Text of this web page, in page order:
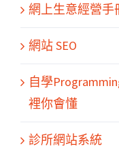
網上生意經營手
網站 SEO
自學
裡你會懂
診所網站系統
關於我們